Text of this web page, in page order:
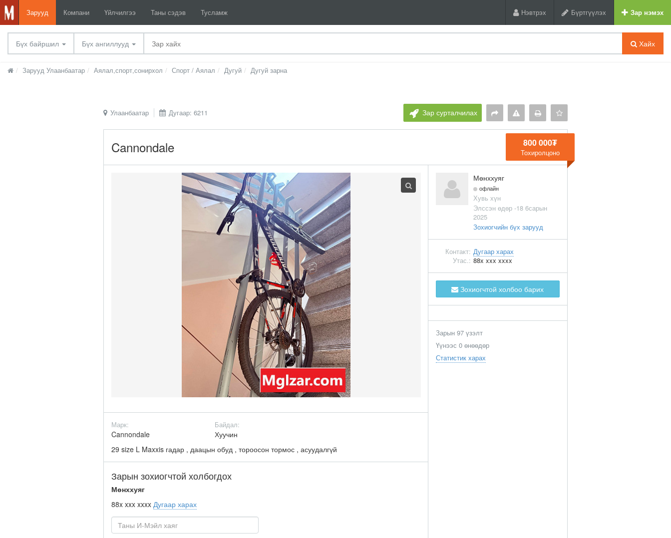
Зарууд Компани Үйлчилгээ Таны сэдэв Тусламж Нэвтрэх Бүртгүүлэх Зар нэмэх
Бүх байршил Бүх ангиллууд Хайх
Зарууд Улаанбаатар Аялал,спорт,сонирхол Спорт / Аялал Дугуй Дугуй зарна
Улаанбаатар Дугаар: 6211 Зар сурталчилах
Cannondale 800 000₮
Тохиролцоно
Марк:
Cannondale
Байдал:
Хуучин
29 size L Maxxis гадар , даацын обуд , тороосон тормос , асуудалгүй
Зарын зохиогчтой холбогдох
Мөнххуяг
88x xxx xxxx Дугаар харах
Мөнххуяг
офлайн
Хувь хүн
Элссэн өдөр -18 6сарын
2025
Зохиогчийн бүх зарууд
Контакт: Дугаар харах
Утас.: 88x xxx xxxx
Зохиогчтой холбоо барих
Зарын 97 үзэлт
Үүнээс 0 өнөөдөр
Статистик харах